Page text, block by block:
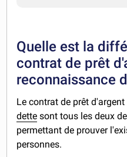
Quelle est la
contrat de prêt
reconnaissance
Le contrat de prêt d'argent
dette sont tous les deux
permettant de prouver
personnes.